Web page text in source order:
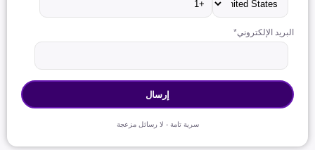
البريد الإلكتروني*
سرية تامة - لا رسائل مزعجة